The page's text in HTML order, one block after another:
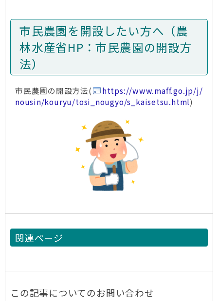
市民農園を開設したい方へ（農
林水産省HP：市民農園の開設方
法）
市民農園の開設方法(
https://www.maff.go.jp/j/
nousin/kouryu/tosi_nougyo/s_kaisetsu.html)
関連ページ
この記事についてのお問い合わせ